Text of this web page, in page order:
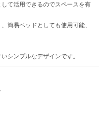
て活用できるのでスペースを有
簡易ベッドとしても使用可能、
シンプルなデザインです。